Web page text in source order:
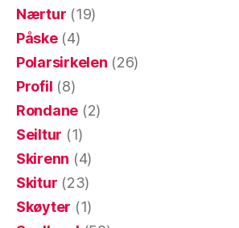
Nærtur (19)
Påske(4)
Polarsirkelen (26)
Profil (8)
Rondane (2)
Seiltur (1)
Skirenn (4)
Skitur (23)
Skøyter (1)